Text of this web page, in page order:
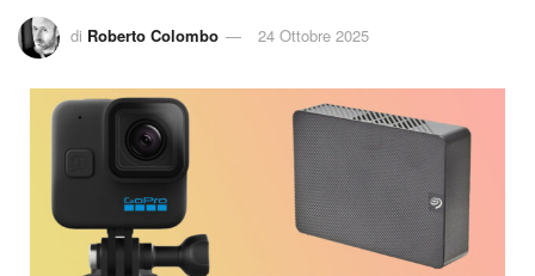
di Roberto Colombo 24 Ottobre 2025